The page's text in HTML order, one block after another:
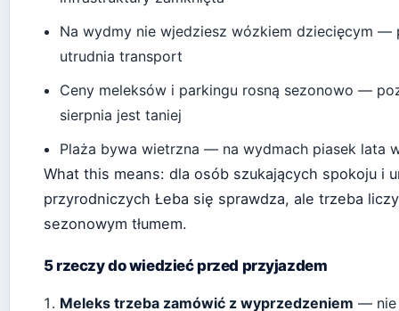
Na wydmy nie wjedziesz wózkiem dziecięcym —
utrudnia transport
Ceny meleksów i parkingu rosną sezonowo —
sierpnia jest taniej
Plaża bywa wietrzna — na wydmach piasek lata
What this means: dla osób szukających spokoju i
przyrodniczych Łeba się sprawdza, ale trzeba
sezonowym tłumem.
5 rzeczy do wiedzieć przed przyjazdem
Meleks trzeba zamówić z wyprzedzeniem — nie